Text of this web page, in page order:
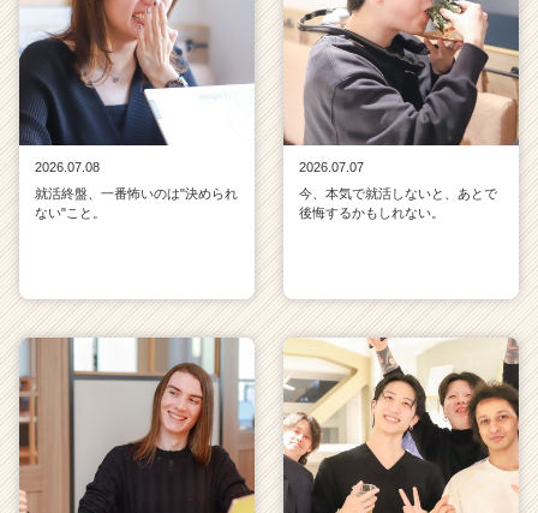
2026.07.08
就活終盤、一番怖いのは"決められ
ない"こと。
2026.07.07
今、本気で就活しないと、あとで
後悔するかもしれない。